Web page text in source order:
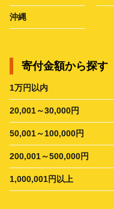
沖縄
寄付金額から探す
1万円以内
20,001～30,000円
50,001～100,000円
200,001～500,000円
1,000,001円以上